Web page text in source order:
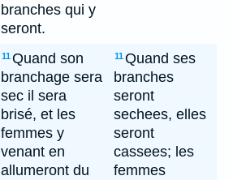
branches qui y
seront.
11Quand son
branchage sera
sec il sera
brisé, et les
femmes y
venant en
allumeront du
11Quand ses
branches
seront
sechees, elles
seront
cassees; les
femmes